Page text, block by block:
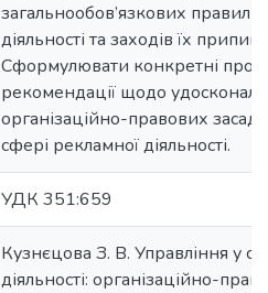
загальнообов’язкових правил
діяльності та заходів їх
Сформулювати конкретні
рекомендації щодо
організаційно-правових засад
сфері рекламної діяльності.
УДК 351:659
Кузнєцова З. В. Управління у
діяльності: організаційно-